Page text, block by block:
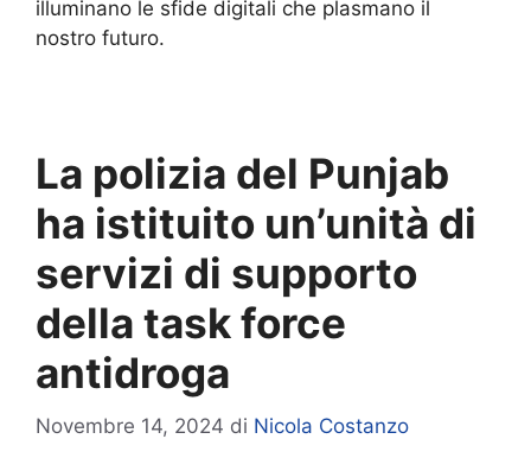
illuminano le sfide digitali che plasmano il
nostro futuro.
La polizia del Punjab
ha istituito un’unità di
servizi di supporto
della task force
antidroga
Novembre 14, 2024 di Nicola Costanzo